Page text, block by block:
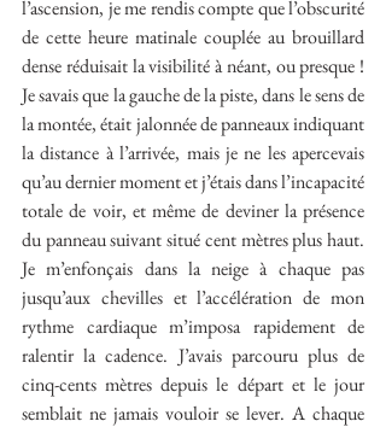
l’ascension, je me rendis compte que l’obscurité
de cette heure matinale couplée au brouillard
dense réduisait la visibilité à néant, ou presque !
Je savais que la gauche de la piste, dans le sens de
la montée, était jalonnée de panneaux indiquant
la distance à l’arrivée, mais je ne les apercevais
qu’au dernier moment et j’étais dans l’incapacité
totale de voir, et même de deviner la présence
du panneau suivant situé cent mètres plus haut.
Je m’enfonçais dans la neige à chaque pas
jusqu’aux chevilles et l’accélération de mon
rythme cardiaque m’imposa rapidement de
ralentir la cadence. J’avais parcouru plus de
cinq-cents mètres depuis le départ et le jour
semblait ne jamais vouloir se lever. A chaque